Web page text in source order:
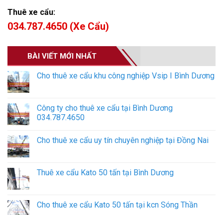
Thuê xe cẩu:
034.787.4650 (Xe Cẩu)
BÀI VIẾT MỚI NHẤT
Cho thuê xe cẩu khu công nghiệp Vsip I Bình Dương
Công ty cho thuê xe cẩu tại Bình Dương
034.787.4650
Cho thuê xe cẩu uy tín chuyên nghiệp tại Đồng Nai
Thuê xe cẩu Kato 50 tấn tại Bình Dương
Cho thuê xe cẩu Kato 50 tấn tại kcn Sóng Thần